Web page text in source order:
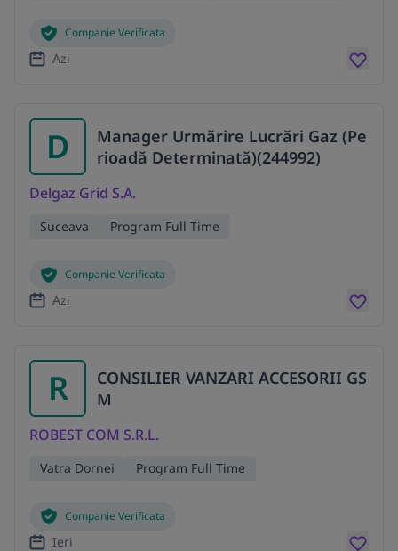
Companie Verificata
Azi
D
Manager Urmărire Lucrări Gaz (Pe
rioadă Determinată)(244992)
Delgaz Grid S.A.
Suceava Program Full Time
Companie Verificata
Azi
R
CONSILIER VANZARI ACCESORII GS
M
ROBEST COM S.R.L.
Vatra Dornei Program Full Time
Companie Verificata
Ieri